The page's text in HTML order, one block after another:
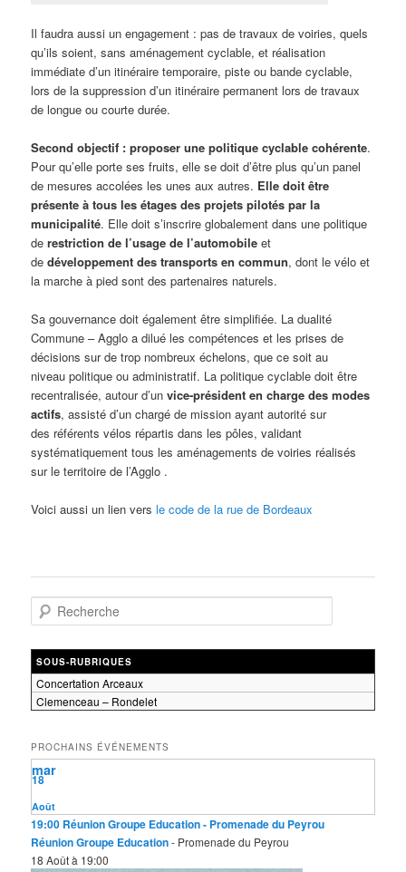
Il faudra aussi un engagement : pas de travaux de voiries, quels
qu’ils soient, sans aménagement cyclable, et réalisation
immédiate d’un itinéraire temporaire, piste ou bande cyclable,
lors de la suppression d’un itinéraire permanent lors de travaux
de longue ou courte durée.
Second objectif : proposer une politique cyclable cohérente.
Pour qu’elle porte ses fruits, elle se doit d’être plus qu’un panel
de mesures accolées les unes aux autres. Elle doit être
présente à tous les étages des projets pilotés par la
municipalité. Elle doit s’inscrire globalement dans une politique
de restriction de l’usage de l’automobile et
dedéveloppement des transports en commun, dont le vélo et
la marche à pied sont des partenaires naturels.
Sa gouvernance doit également être simplifiée. La dualité
Commune – Agglo a dilué les compétences et les prises de
décisions sur de trop nombreux échelons, que ce soit au
niveau politique ou administratif. La politique cyclable doit être
recentralisée, autour d’unvice-président en charge des modes
actifs, assisté d’un chargé de mission ayant autorité sur
des référents vélos répartis dans les pôles, validant
systématiquement tous les aménagements de voiries réalisés
sur le territoire de l’Agglo .
Voici aussi un lien versle code de la rue de Bordeaux
e
h
e
r
c
e
SOUS-RUBRIQUES
Concertation Arceaux
Clemenceau – Rondelet
PROCHAINS ÉVÉNEMENTS
Août
18
mar
19:00 Réunion Groupe Education- Promenade du Peyrou
Réunion Groupe Education- Promenade du Peyrou
18 Août à 19:00